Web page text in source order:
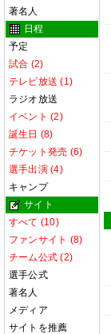
著名人
日程
予定
試合 (2)
テレビ放送 (1)
ラジオ放送
イベント (2)
誕生日 (8)
チケット発売 (6)
選手出演 (4)
キャンプ
サイト
すべて (10)
ファンサイト (8)
チーム公式 (2)
選手公式
著名人
メディア
サイトを推薦